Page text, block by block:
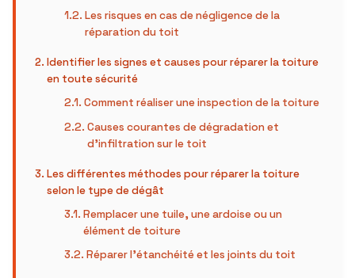
Les risques en cas de négligence de la
réparation du toit
Identifier les signes et causes pour réparer la toiture
en toute sécurité
Comment réaliser une inspection de la toiture
Causes courantes de dégradation et
d’infiltration sur le toit
Les différentes méthodes pour réparer la toiture
selon le type de dégât
Remplacer une tuile, une ardoise ou un
élément de toiture
Réparer l’étanchéité et les joints du toit